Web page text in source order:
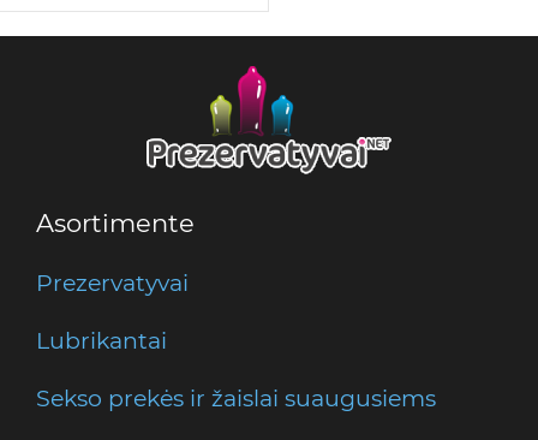
Asortimente
Prezervatyvai
Lubrikantai
Sekso prekės ir žaislai suaugusiems